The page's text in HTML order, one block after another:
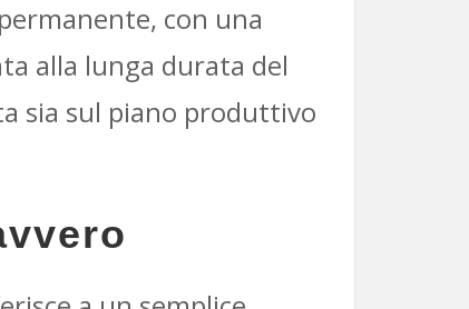
con una
alla lunga durata del
sia sul piano produttivo